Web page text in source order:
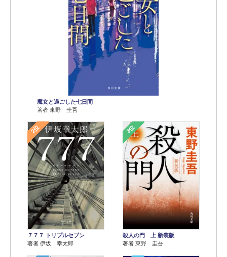
魔女と過ごした七日間
著者 東野 圭吾
2位
７７７ トリプルセブン
著者 伊坂 幸太郎
3位
殺人の門 上 新装版
著者 東野 圭吾